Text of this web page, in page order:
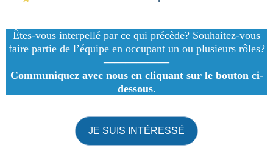
Êtes-vous interpellé par ce qui précède? Souhaitez-vous
faire partie de l’équipe en occupant un ou plusieurs rôles?
——————
Communiquez avec nous en cliquant sur le bouton ci-
dessous.
JE SUIS INTÉRESSÉ